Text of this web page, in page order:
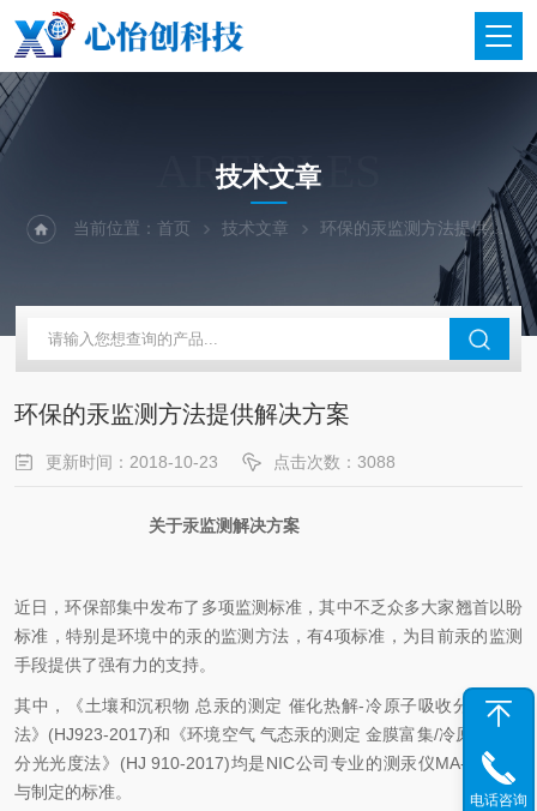
ARTICLES
技术文章
当前位置：首页 技术文章 环保的汞监测方法提供解决方案
环保的汞监测方法提供解决方案
更新时间：2018-10-23 点击次数：3088
关于汞监测解决方案
近日，环保部集中发布了多项监测标准，其中不乏众多大家翘首以盼
标准，特别是环境中的汞的监测方法，有4项标准，为目前汞的监测
手段提供了强有力的支持。
其中，《土壤和沉积物 总汞的测定 催化热解-冷原子吸收分光光度
法》(HJ923-2017)和《环境空气 气态汞的测定 金膜富集/冷原子吸收
分光光度法》(HJ 910-2017)均是NIC公司专业的测汞仪MA-3000参
与制定的标准。
电话咨询